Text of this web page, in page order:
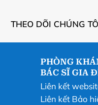
THEO DÕI CHÚNG
PHÒNG
BÁC SĨ GIA
Liên kết
Liên kết Bảo